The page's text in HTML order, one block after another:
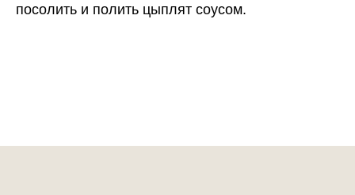
посолить и полить цыплят соусом.